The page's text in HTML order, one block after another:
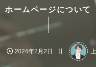
ホームページについて
2024年2月2日